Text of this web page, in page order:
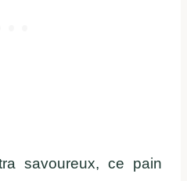
savoureux, ce pain